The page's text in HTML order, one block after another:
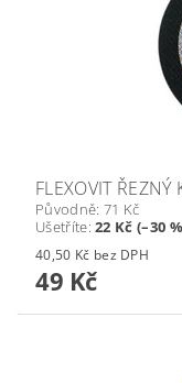
FLEXOVIT
Původně: 71 Kč
Ušetříte:22 Kč (–30
40,50 Kč bez DPH
49 Kč